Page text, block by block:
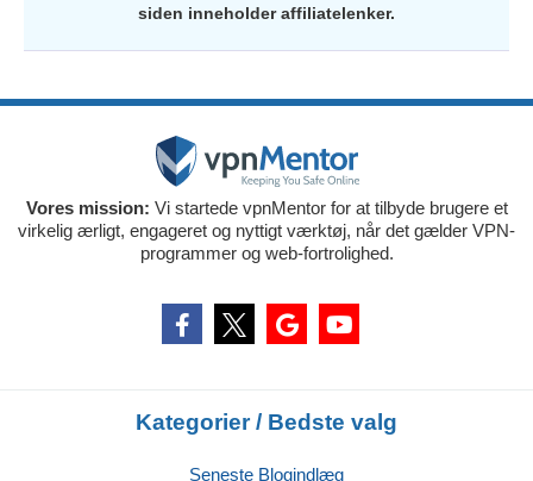
siden inneholder affiliatelenker.
Vores mission: Vi startede vpnMentor for at tilbyde brugere et
virkelig ærligt, engageret og nyttigt værktøj, når det gælder VPN-
programmer og web-fortrolighed.
Kategorier / Bedste valg
Seneste Blogindlæg